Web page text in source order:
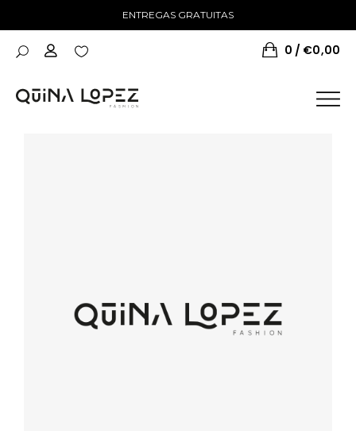
ENTREGAS GRATUITAS
0 €0,00